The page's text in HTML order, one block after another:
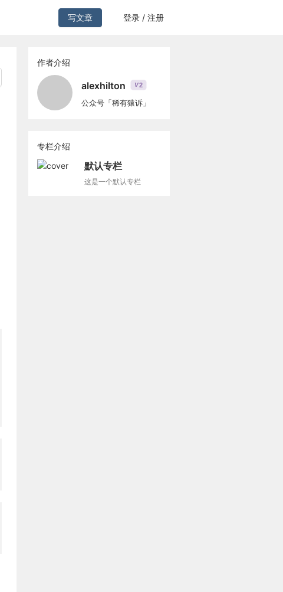
写文章 登录 / 注册
作者介绍
alexhilton V2
公众号「稀有猿诉」
专栏介绍
默认专栏
这是一个默认专栏